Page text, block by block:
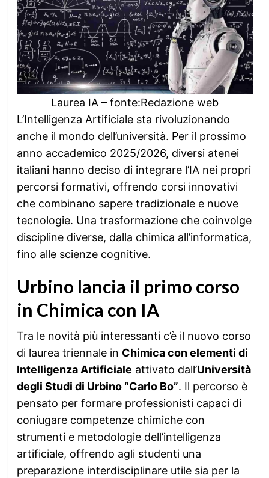
Laurea IA – fonte:Redazione web
L’Intelligenza Artificiale sta rivoluzionando
anche il mondo dell’università. Per il prossimo
anno accademico 2025/2026, diversi atenei
italiani hanno deciso di integrare l’IA nei propri
percorsi formativi, offrendo corsi innovativi
che combinano sapere tradizionale e nuove
tecnologie. Una trasformazione che coinvolge
discipline diverse, dalla chimica all’informatica,
fino alle scienze cognitive.
Urbino lancia il primo corso
in Chimica con IA
Tra le novità più interessanti c’è il nuovo corso
di laurea triennale in Chimica con elementi di
Intelligenza Artificiale attivato dall’Università
degli Studi di Urbino “Carlo Bo”. Il percorso è
pensato per formare professionisti capaci di
coniugare competenze chimiche con
strumenti e metodologie dell’intelligenza
artificiale, offrendo agli studenti una
preparazione interdisciplinare utile sia per la